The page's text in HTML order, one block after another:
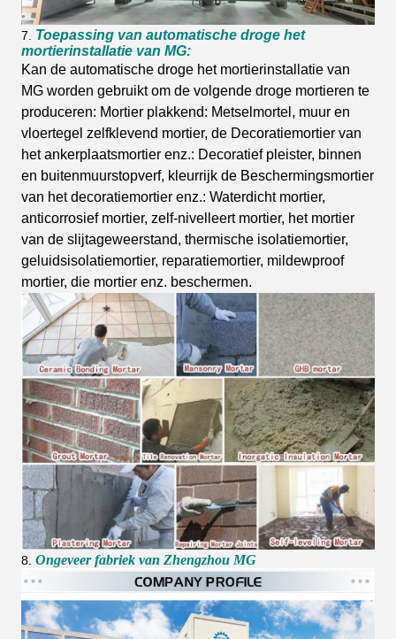
7. Toepassing van automatische droge het
mortierinstallatie van MG:
Kan de automatische droge het mortierinstallatie van
MG worden gebruikt om de volgende droge mortieren te
produceren: Mortier plakkend: Metselmortel, muur en
vloertegel zelfklevend mortier, de Decoratiemortier van
het ankerplaatsmortier enz.: Decoratief pleister, binnen
en buitenmuurstopverf, kleurrijk de Beschermingsmortier
van het decoratiemortier enz.: Waterdicht mortier,
anticorrosief mortier, zelf-nivelleert mortier, het mortier
van de slijtageweerstand, thermische isolatiemortier,
geluidsisolatiemortier, reparatiemortier, mildewproof
mortier, die mortier enz. beschermen.
8. Ongeveer fabriek van Zhengzhou MG